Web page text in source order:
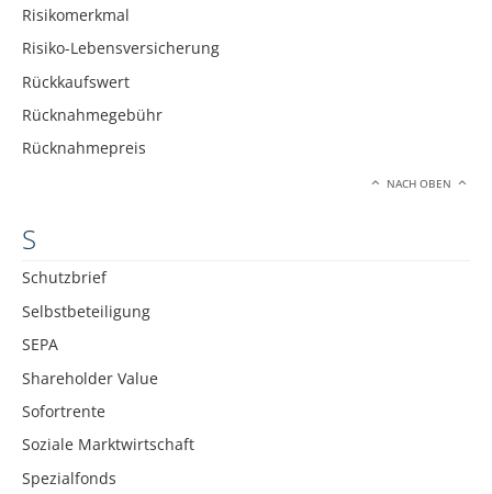
Risikomerkmal
Risiko-Lebensversicherung
Rückkaufswert
Rücknahmegebühr
Rücknahmepreis
NACH OBEN
S
Schutzbrief
Selbstbeteiligung
SEPA
Shareholder Value
Sofortrente
Soziale Marktwirtschaft
Spezialfonds